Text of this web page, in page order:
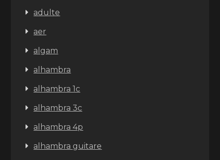
adulte
aer
algam
alhambra
alhambra 1c
alhambra 3c
alhambra 4p
alhambra guitare